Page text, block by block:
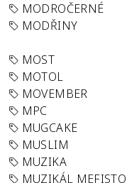
MODROČERNÉ
MODŘINY
MOST
MOTOL
MOVEMBER
MPC
MUGCAKE
MUSLIM
MUZIKA
MUZIKÁL MEFISTO